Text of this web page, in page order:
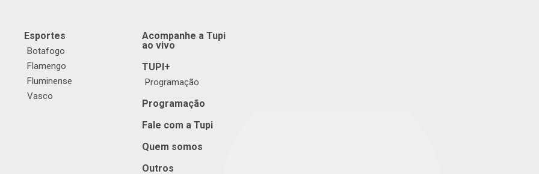
Esportes
Botafogo
Flamengo
Fluminense
Vasco
Acompanhe a Tupi
ao vivo
TUPI+
Programação
Programação
Fale com a Tupi
Quem somos
Outros